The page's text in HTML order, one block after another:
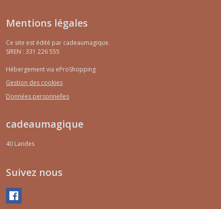
Mentions légales
Ce site est édité par cadeaumagique.
SIREN : 331 226 555
Hébergement via eProShopping
Gestion des cookies
Données personnelles
cadeaumagique
40 Landes
Suivez nous